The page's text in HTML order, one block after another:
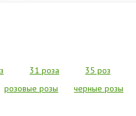
31 роза 35 роз
розовые розы черные розы